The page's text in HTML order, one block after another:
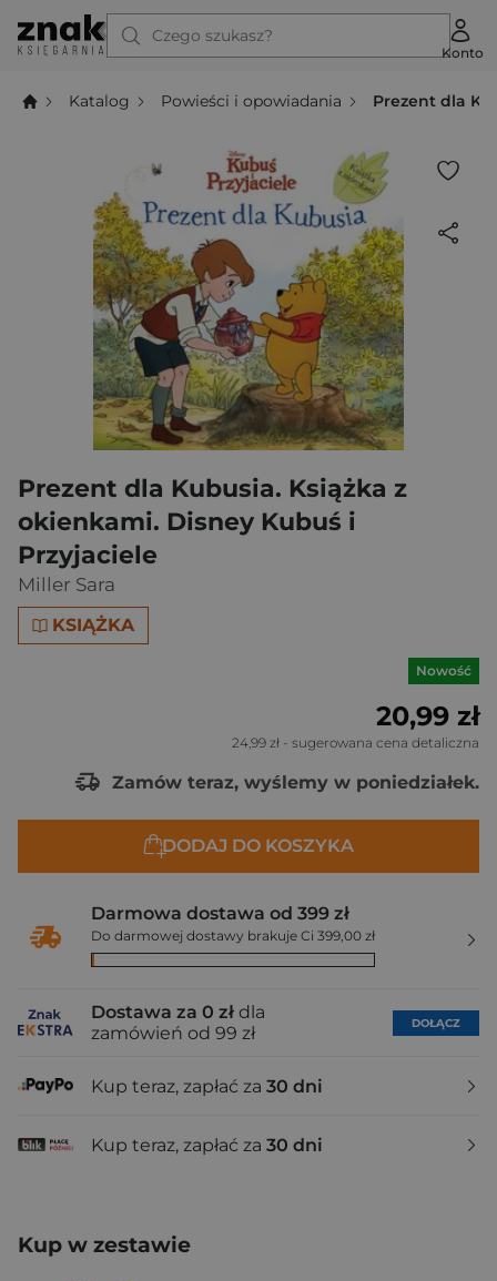
Czego szukasz?
Konto
Katalog Powieści i opowiadania Prezent dla
Prezent dla Kubusia. Książka z
okienkami. Disney Kubuś i
Przyjaciele
Miller Sara
KSIĄŻKA
Nowość
20,99 zł
24,99 zł - sugerowana cena detaliczna
Zamów teraz, wyślemy w poniedziałek.
DODAJ DO KOSZYKA
Darmowa dostawa od 399 zł
Do darmowej dostawy brakuje Ci 399,00 zł
Dostawa za 0 zł dla
zamówień od 99 zł
DOŁĄCZ
Kup teraz, zapłać za 30 dni
Kup teraz, zapłać za 30 dni
Kup w zestawie